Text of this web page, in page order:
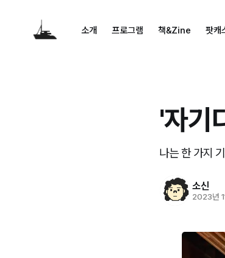
소개 프로그램 책&Zine 팟캐
'자기
나는 한 가지
소신
2023년